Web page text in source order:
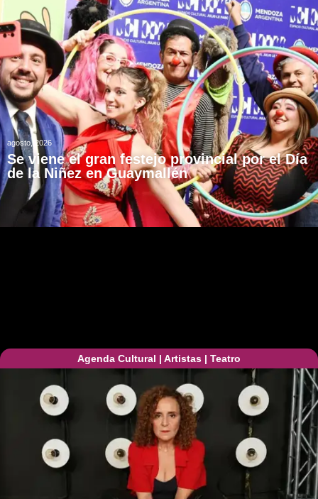
agosto, 2026
Se viene el gran festejo provincial por el Día
de la Niñez en Guaymallén
Agenda Cultural | Artistas | Teatro